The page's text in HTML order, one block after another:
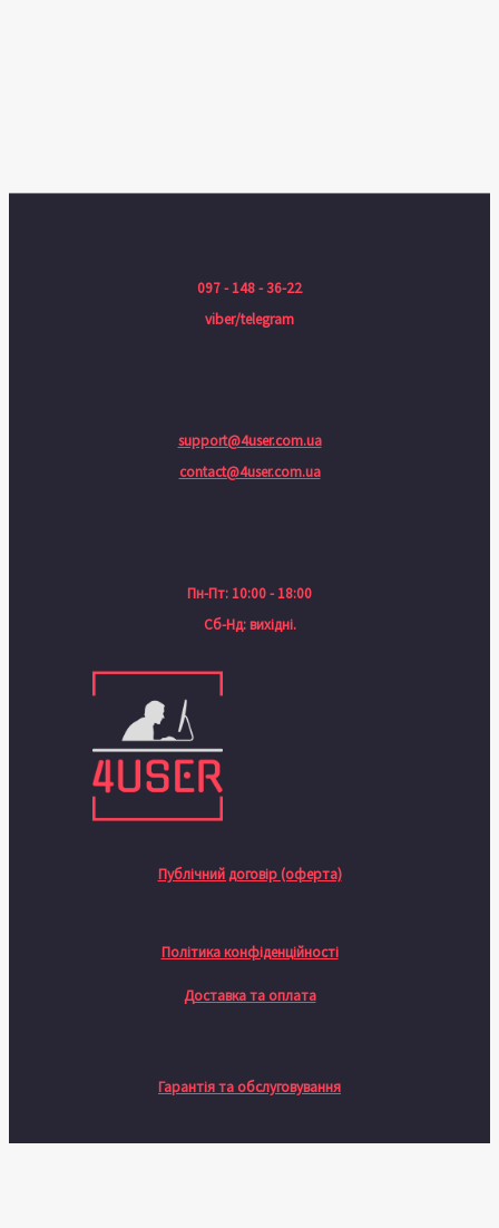
097 - 148 - 36-22
viber/telegram
support@4user.com.ua
contact@4user.com.ua
Пн-Пт: 10:00 - 18:00
Сб-Нд: вихідні.
Публічний договір (оферта)
Політика конфіденційності
Доставка та оплата
Гарантія та обслуговування